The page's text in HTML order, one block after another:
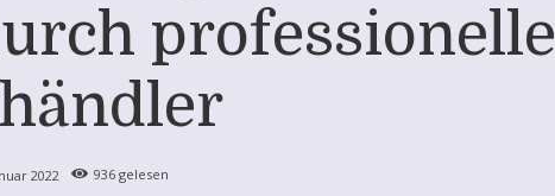
professionelle
2022 936gelesen